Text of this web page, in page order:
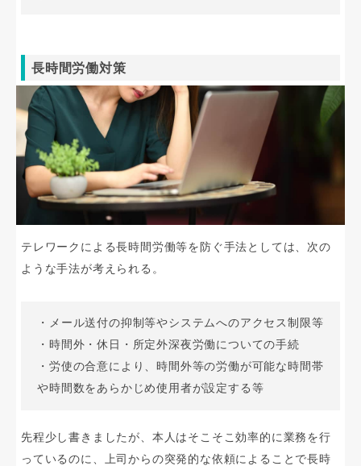
長時間労働対策
テレワークによる長時間労働等を防ぐ手法としては、次の
ような手法が考えられる。
・メール送付の抑制等やシステムへのアクセス制限等
・時間外・休日・所定外深夜労働についての手続
・労使の合意により、時間外等の労働が可能な時間帯
や時間数をあらかじめ使用者が設定する等
先程少し書きましたが、本人はそこそこ効率的に業務を行
っているのに、上司からの突発的な依頼によることで長時